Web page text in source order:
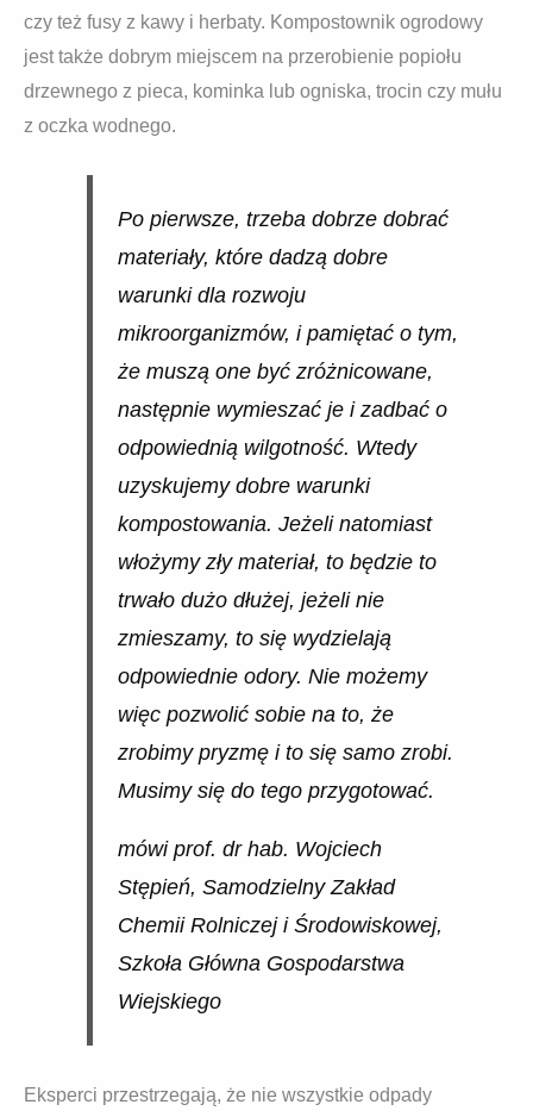
czy też fusy z kawy i herbaty. Kompostownik ogrodowy
jest także dobrym miejscem na przerobienie popiołu
drzewnego z pieca, kominka lub ogniska, trocin czy mułu
z oczka wodnego.
Po pierwsze, trzeba dobrze dobrać
materiały, które dadzą dobre
warunki dla rozwoju
mikroorganizmów, i pamiętać o tym,
że muszą one być zróżnicowane,
następnie wymieszać je i zadbać o
odpowiednią wilgotność. Wtedy
uzyskujemy dobre warunki
kompostowania. Jeżeli natomiast
włożymy zły materiał, to będzie to
trwało dużo dłużej, jeżeli nie
zmieszamy, to się wydzielają
odpowiednie odory. Nie możemy
więc pozwolić sobie na to, że
zrobimy pryzmę i to się samo zrobi.
Musimy się do tego przygotować.
mówi prof. dr hab. Wojciech
Stępień, Samodzielny Zakład
Chemii Rolniczej i Środowiskowej,
Szkoła Główna Gospodarstwa
Wiejskiego
Eksperci przestrzegają, że nie wszystkie odpady